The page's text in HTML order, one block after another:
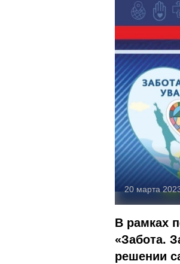
20 марта
В рамках
«Забота.
решении